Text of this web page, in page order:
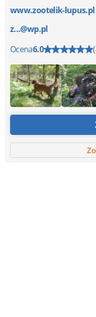
www.zootelik-lupus.pl
z...@wp.pl
Ocena6.0 (